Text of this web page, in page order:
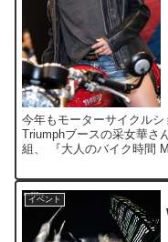
今年もモーターサイクル
Triumphブースの采女華さ
組、 『大人のバイク時間
イベント